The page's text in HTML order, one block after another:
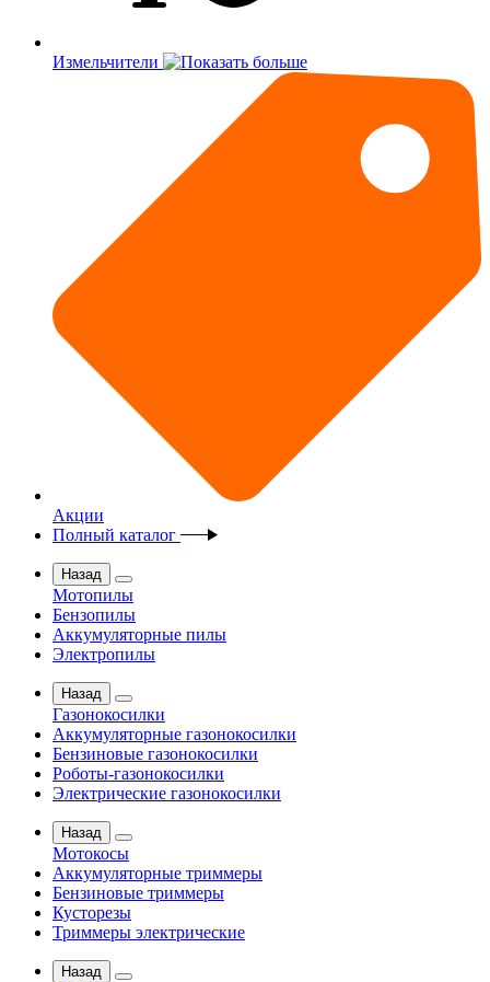
Измельчители
Акции
Полный каталог
Назад
Мотопилы
Бензопилы
Аккумуляторные пилы
Электропилы
Назад
Газонокосилки
Аккумуляторные газонокосилки
Бензиновые газонокосилки
Роботы-газонокосилки
Электрические газонокосилки
Назад
Мотокосы
Аккумуляторные триммеры
Бензиновые триммеры
Кусторезы
Триммеры электрические
Назад